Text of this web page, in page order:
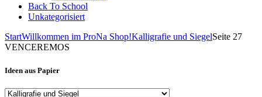
Back To School
Unkategorisiert
StartWillkommen im ProNa Shop!Kalligrafie und SiegelSeite 27
VENCEREMOS
Ideen aus Papier